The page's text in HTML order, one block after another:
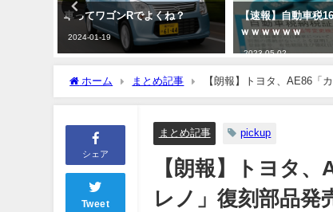
【速報】自動車税16000円、襲来
ｗｗｗｗｗｗ
2023-05-02
ニートだけどトラ
に採用されたけど1
たｗｗｗｗｗｗｗｗ
ホーム まとめ記事 【朗報】トヨタ、AE86「
シェア
Tweet
まとめ記事 pickup
【朗報】トヨタ
レノ」復刻部品